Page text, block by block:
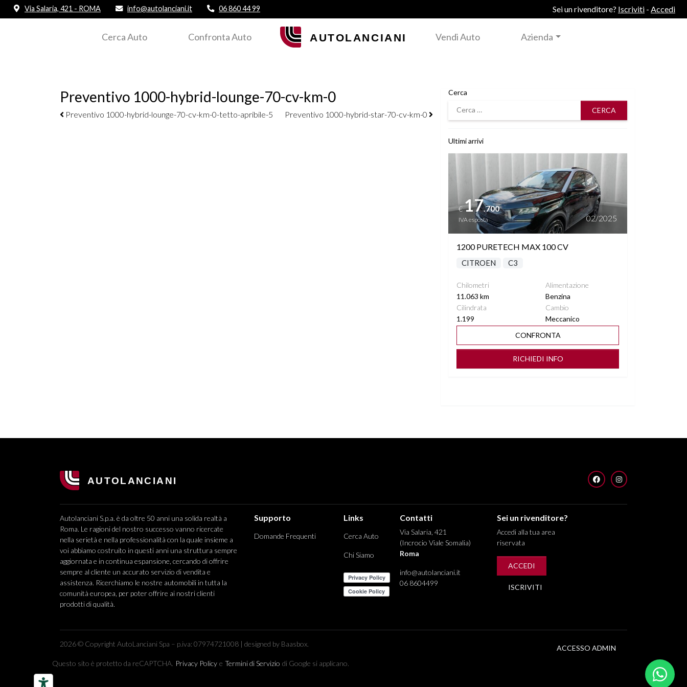
Via Salaria, 421 - ROMA info@autolanciani.it 06 860 44 99 Sei un rivenditore? Iscriviti - Accedi
Cerca Auto Confronta Auto Vendi Auto Azienda
Preventivo 1000-hybrid-lounge-70-cv-km-0
Navigazione elementi
Preventivo 1000-hybrid-lounge-70-cv-km-0-tetto-apribile-5 Preventivo 1000-hybrid-star-70-cv-km-0
Cerca
Cerca
Ultimi arrivi
Vedi dettagli
€17.700
IVA esposta 02/2025
1200 PURETECH MAX 100 CV
CITROEN C3
Chilometri
11.063 km
Alimentazione
Benzina
Cilindrata
1.199
Cambio
Meccanico
CONFRONTA
RICHIEDI INFO
FACEBOOKINSTAGRAM
Autolanciani S.p.a. è da oltre 50 anni una solida realtà a
Roma. Le ragioni del nostro successo vanno ricercate
nella serietà e nella professionalità con la quale insieme a
voi abbiamo costruito in questi anni una struttura sempre
aggiornata e in continua espansione, cercando di offrire
sempre al cliente un accurato servizio di vendita e
assistenza. Ricerchiamo le nostre automobili in tutta la
comunità europea, per poter offrire ai nostri clienti
prodotti di qualità.
Supporto
Domande Frequenti
Links
Cerca Auto
Chi Siamo
Contatti
Via Salaria, 421
(Incrocio Viale Somalia)
Roma
info@autolanciani.it
06 8604499
Sei un rivenditore?
Accedi alla tua area
riservata
ACCEDI
ISCRIVITI
2026 © Copyright AutoLanciani Spa – p.iva: 07974721008 | designed by Baasbox.
ACCESSO ADMIN
Questo sito è protetto da reCAPTCHA. Privacy Policy e Termini di Servizio di Google si applicano.